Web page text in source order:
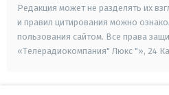
Редакция может не разделять их
и правил цитирования можно
пользования сайтом. Все права
«Телерадиокомпания" Люкс "», 24